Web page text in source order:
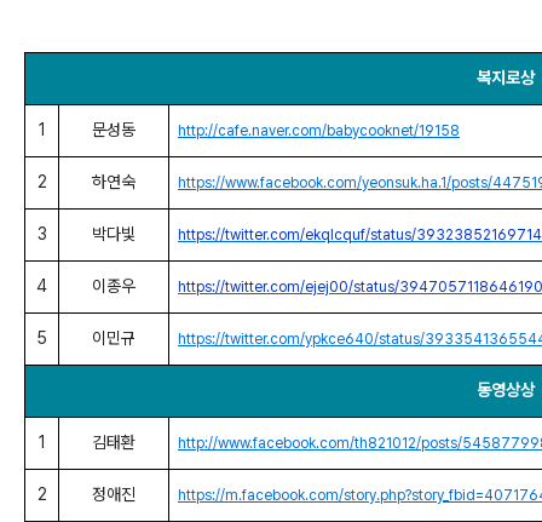
복지로상
1 문성동 http://cafe.naver.com/babycooknet/19158
2 하연숙 https://www.facebook.com/yeonsuk.ha.1/posts/
3 박다빛 https://twitter.com/ekqlcquf/status/
4 이종우 https://twitter.com/ejej00/status/
5 이민규 https://twitter.com/ypkce640/status/
동영상상
1 김태환 http://www.facebook.com/th821012/posts/
2 정애진 https://m.facebook.com/